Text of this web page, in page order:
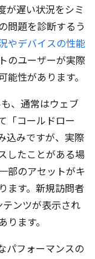
が遅い状況をシミ
問題を診断するう
やデバイスの性能
のユーザーが実際
性があります。
、通常はウェブ
「コールドロー
込みですが、実際
したことがある場
部のアセットがキ
ます。新規訪問者
ンツが表示され
ます。
パフォーマンスの